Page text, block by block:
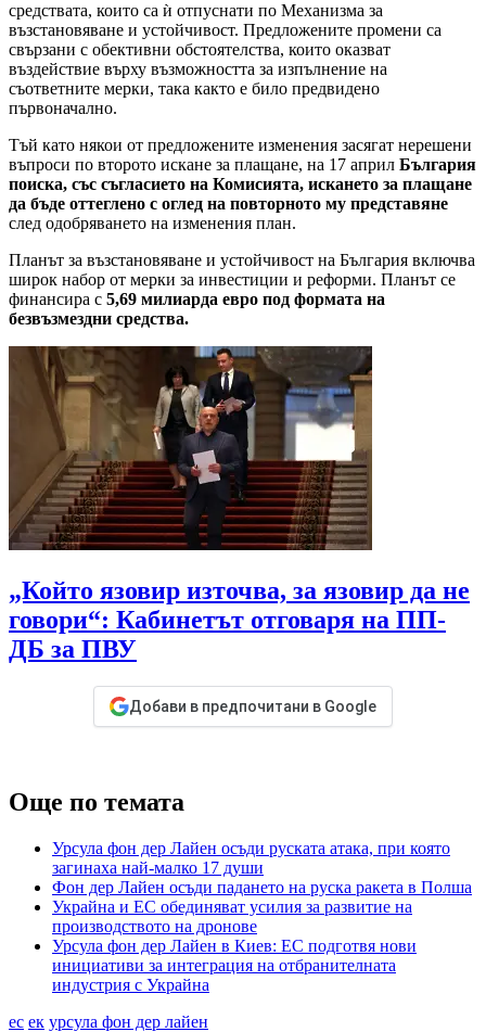
средствата, които са ѝ отпуснати по Механизма за
възстановяване и устойчивост. Предложените промени са
свързани с обективни обстоятелства, които оказват
въздействие върху възможността за изпълнение на
съответните мерки, така както е било предвидено
първоначално.
Тъй като някои от предложените изменения засягат нерешени
въпроси по второто искане за плащане, на 17 април България
поиска, със съгласието на Комисията, искането за плащане
да бъде оттеглено с оглед на повторното му представяне
след одобряването на изменения план.
Планът за възстановяване и устойчивост на България включва
широк набор от мерки за инвестиции и реформи. Планът се
финансира с 5,69 милиарда евро под формата на
безвъзмездни средства.
„Който язовир източва, за язовир да не
говори“: Кабинетът отговаря на ПП-
ДБ за ПВУ
Добави в предпочитани в Google
Още по темата
Урсула фон дер Лайен осъди руската атака, при която
загинаха най-малко 17 души
Фон дер Лайен осъди падането на руска ракета в Полша
Украйна и ЕС обединяват усилия за развитие на
производството на дронове
Урсула фон дер Лайен в Киев: ЕС подготвя нови
инициативи за интеграция на отбранителната
индустрия с Украйна
ес ек урсула фон дер лайен